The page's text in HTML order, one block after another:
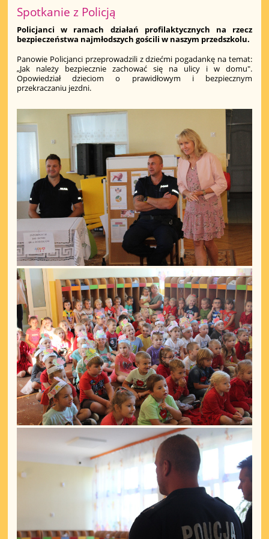
Spotkanie z Policją
Policjanci w ramach działań profilaktycznych na rzecz
bezpieczeństwa najmłodszych gościli w naszym przedszkolu.
Panowie Policjanci przeprowadzili z dziećmi pogadankę na temat:
„Jak należy bezpiecznie zachować się na ulicy i w domu".
Opowiedział dzieciom o prawidłowym i bezpiecznym
przekraczaniu jezdni.